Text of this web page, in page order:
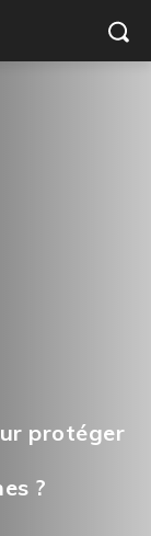
protéger
?